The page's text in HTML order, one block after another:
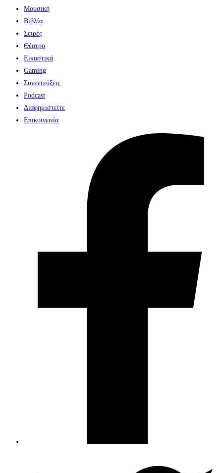
Μουσική
Βιβλία
Σειρές
Θέατρο
Εικαστικά
Gaming
Συνεντεύξεις
Podcast
Διαφημιστείτε
Επικοινωνία